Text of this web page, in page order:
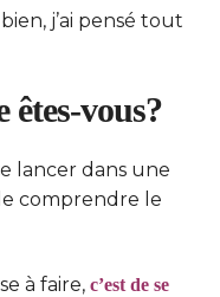
j’ai pensé tout
êtes-vous?
lancer dans une
comprendre le
à faire, c’est de se